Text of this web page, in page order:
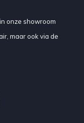
onze showroom
maar ook via de